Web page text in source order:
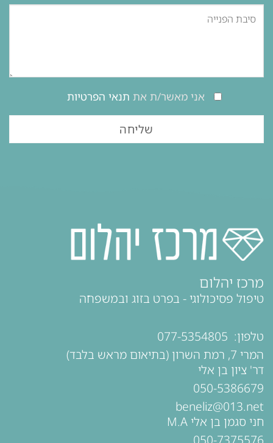
אני מאשר/ת את תנאי הפרטיות
מרכז יהלום
טיפול פסיכולוגי - בפרט בזוג ובמשפחה
טלפון: 077-5354805
המרי 7, רמת השרון (בתיאום מראש בלבד)
דר' ציון בן אלי
050-5386679
beneliz@013.net
חני סגמן בן אלי M.A